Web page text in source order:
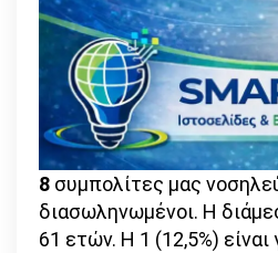
8 συμπολίτες μας
διασωληνωμένοι. Η
61 ετών. Η 1 (12,5%) είναι